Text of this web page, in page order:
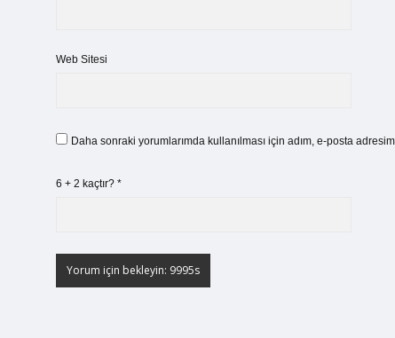
Web Sitesi
Daha sonraki yorumlarımda kullanılması için adım, e-posta
6 + 2 kaçtır? *